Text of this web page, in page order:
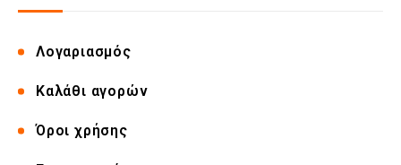
Λογαριασμός
Καλάθι αγορών
Όροι χρήσης